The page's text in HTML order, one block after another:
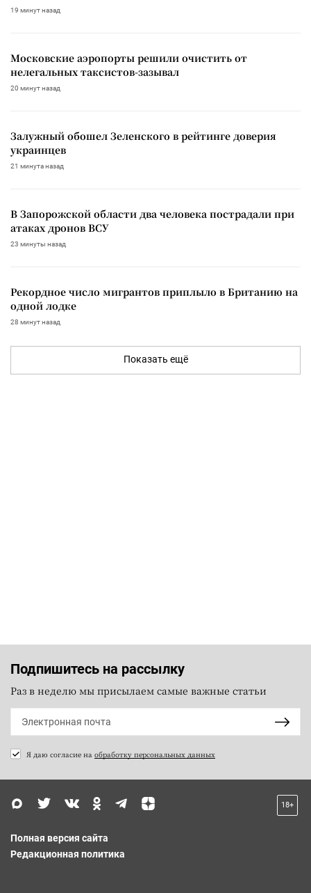
19 минут назад
Московские аэропорты решили очистить от
нелегальных таксистов-зазывал
20 минут назад
Залужный обошел Зеленского в рейтинге доверия
украинцев
21 минута назад
В Запорожской области два человека пострадали при
атаках дронов ВСУ
23 минуты назад
Рекордное число мигрантов приплыло в Британию на
одной лодке
28 минут назад
Показать ещё
Подпишитесь на рассылку
Раз в неделю мы присылаем самые важные статьи
Я даю согласие на обработку персональных данных
18+
Полная версия сайта
Редакционная политика